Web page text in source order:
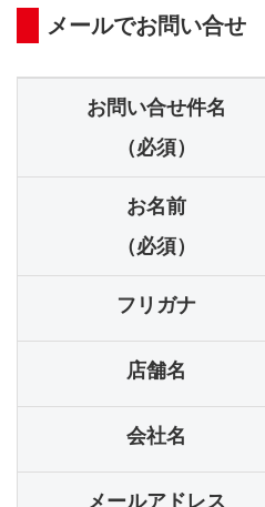
メールでお問い合せ
お問い合せ件名
（必須）
お名前
（必須）
フリガナ
店舗名
会社名
メールアドレス